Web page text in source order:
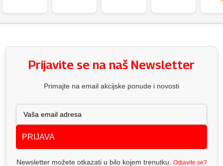
Prijavite se na naš Newsletter
Primajte na email akcijske ponude i novosti
PRIJAVA
Newsletter možete otkazati u bilo kojem trenutku. Odjavite se?